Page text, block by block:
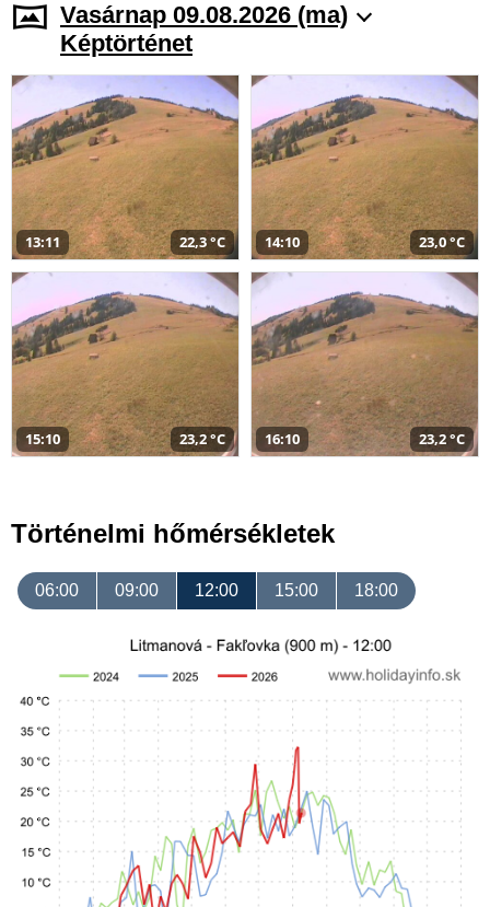
Vasárnap 09.08.2026 (ma)
Képtörténet
13:11 22,3 °C 14:10 23,0 °C
15:10 23,2 °C 16:10 23,2 °C
Történelmi hőmérsékletek
06:00 09:00 12:00 15:00 18:00